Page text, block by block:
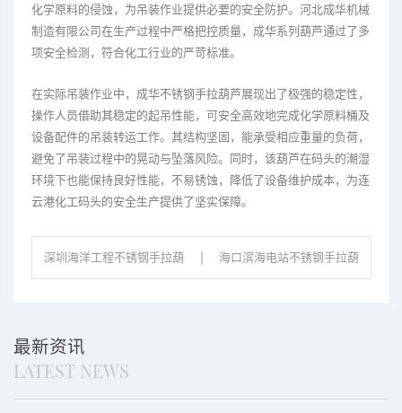
化学原料的侵蚀，为吊装作业提供必要的安全防护。河北成华机械
制造有限公司在生产过程中严格把控质量，成华系列葫芦通过了多
项安全检测，符合化工行业的严苛标准。
在实际吊装作业中，成华不锈钢手拉葫芦展现出了极强的稳定性，
操作人员借助其稳定的起吊性能，可安全高效地完成化学原料桶及
设备配件的吊装转运工作。其结构坚固，能承受相应重量的负荷，
避免了吊装过程中的晃动与坠落风险。同时，该葫芦在码头的潮湿
环境下也能保持良好性能，不易锈蚀，降低了设备维护成本，为连
云港化工码头的安全生产提供了坚实保障。
深圳海洋工程不锈钢手拉葫 海口滨海电站不锈钢手拉葫
最新资讯
LATEST NEWS